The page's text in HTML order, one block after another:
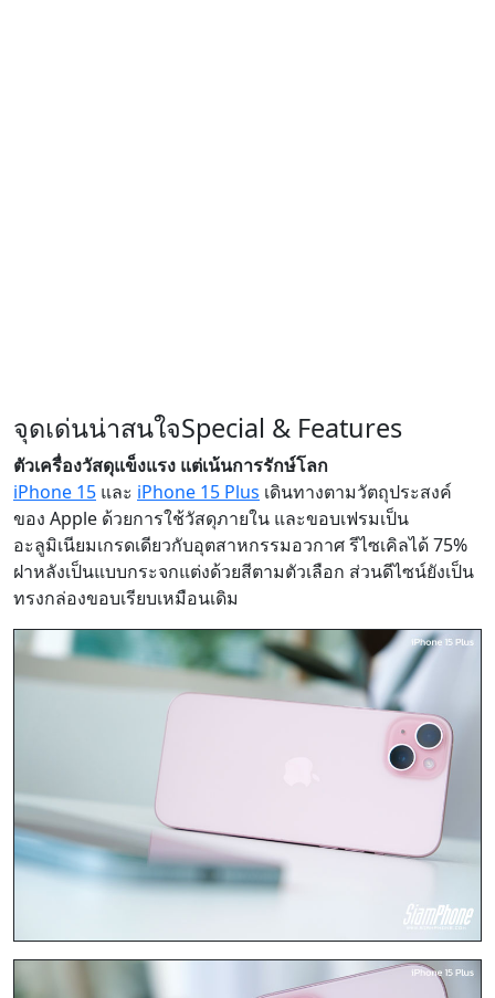
จุดเด่นน่าสนใจSpecial & Features
ตัวเครื่องวัสดุแข็งแรง แต่เน้นการรักษ์โลก
iPhone 15 และ iPhone 15 Plus เดินทางตามวัตถุประสงค์
ของ Apple ด้วยการใช้วัสดุภายใน และขอบเฟรมเป็น
อะลูมิเนียมเกรดเดียวกับอุตสาหกรรมอวกาศ รีไซเคิลได้ 75%
ฝาหลังเป็นแบบกระจกแต่งด้วยสีตามตัวเลือก ส่วนดีไซน์ยังเป็น
ทรงกล่องขอบเรียบเหมือนเดิม